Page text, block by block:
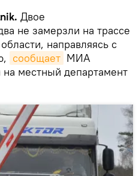
Двое
не замерзли на трассе
направляясь с
сообщает МИА
местный департамент